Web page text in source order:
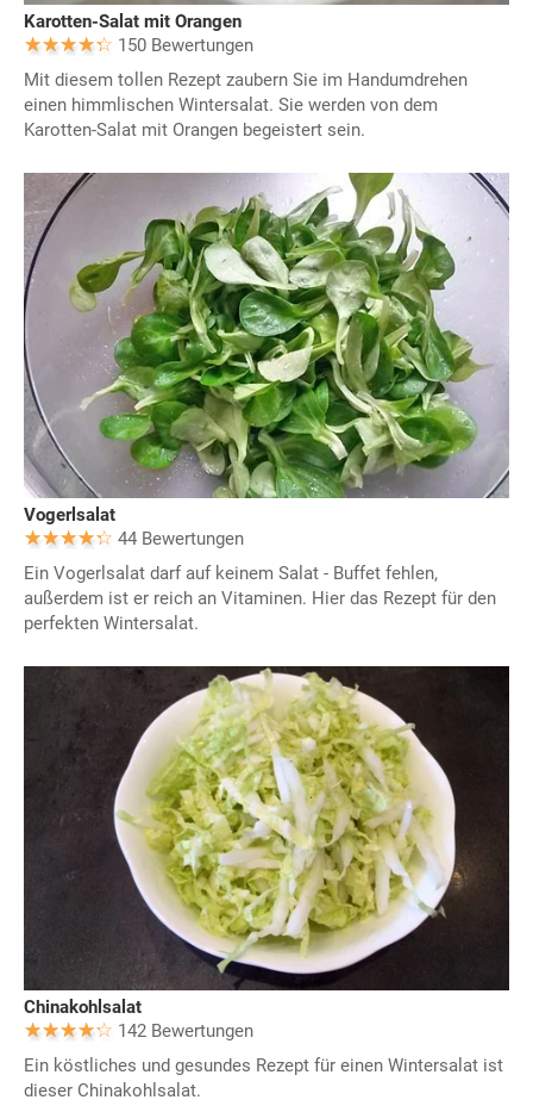
Karotten-Salat mit Orangen
150 Bewertungen
Mit diesem tollen Rezept zaubern Sie im Handumdrehen
einen himmlischen Wintersalat. Sie werden von dem
Karotten-Salat mit Orangen begeistert sein.
Vogerlsalat
44 Bewertungen
Ein Vogerlsalat darf auf keinem Salat - Buffet fehlen,
außerdem ist er reich an Vitaminen. Hier das Rezept für den
perfekten Wintersalat.
Chinakohlsalat
142 Bewertungen
Ein köstliches und gesundes Rezept für einen Wintersalat ist
dieser Chinakohlsalat.